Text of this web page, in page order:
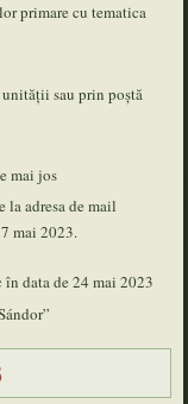
primare cu tematica
sau prin poștă
mai jos
la adresa de mail
mai 2023.
data de 24 mai 2023